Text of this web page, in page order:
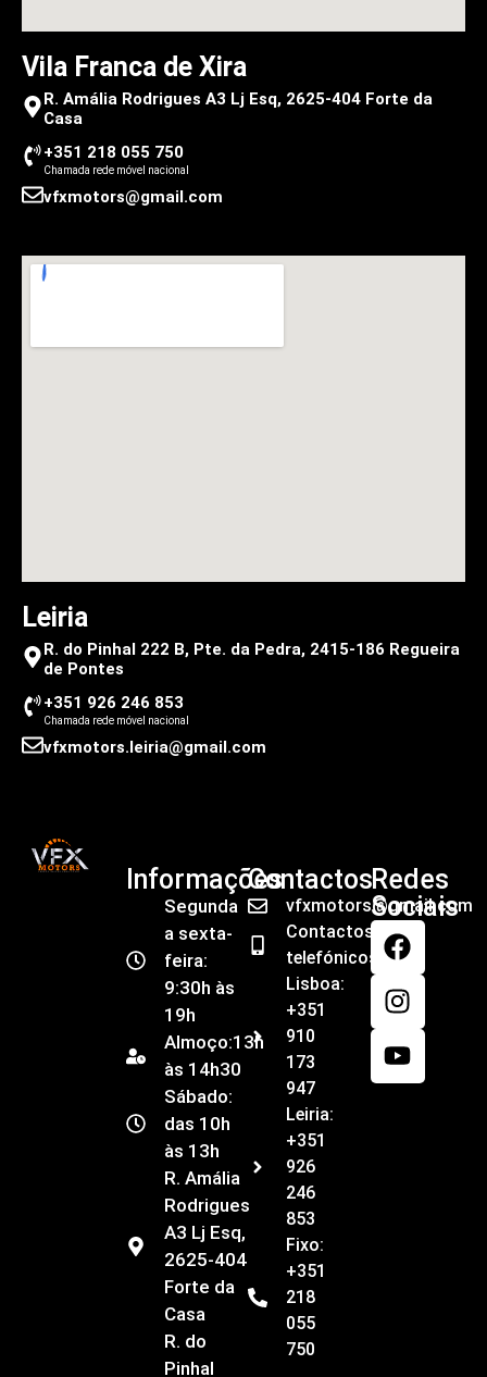
Vila Franca de Xira
R. Amália Rodrigues A3 Lj Esq, 2625-404 Forte da
Casa
+351 218 055 750
Chamada rede móvel nacional
vfxmotors@gmail.com
Leiria
R. do Pinhal 222 B, Pte. da Pedra, 2415-186 Regueira
de Pontes
+351 926 246 853
Chamada rede móvel nacional
vfxmotors.leiria@gmail.com
Informações
Segunda
a sexta-
feira:
9:30h às
19h
Almoço:13h
às 14h30
Sábado:
das 10h
às 13h
R. Amália
Rodrigues
A3 Lj Esq,
2625-404
Forte da
Casa
R. do
Pinhal
Contactos
vfxmotors@gmail.com
Contactos
telefónicos
Lisboa:
+351
910
173
947
Leiria:
+351
926
246
853
Fixo:
+351
218
055
750
Redes
Sociais